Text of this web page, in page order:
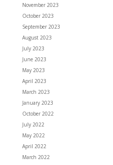
November 2023
October 2023
September 2023
August 2023
July 2023
June 2023
May 2023
April 2023
March 2023
January 2023
October 2022
July 2022
May 2022
April 2022
March 2022